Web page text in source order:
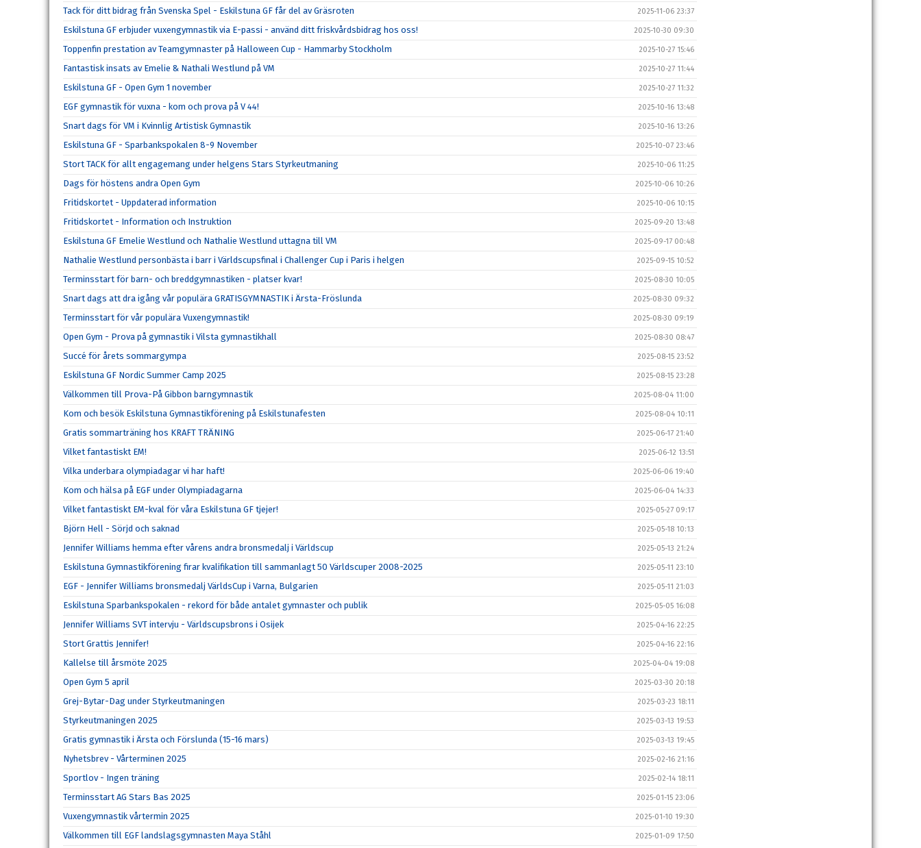
Tack för ditt bidrag från Svenska Spel - Eskilstuna GF får del av Gräsroten 2025-11-06 23:37
Eskilstuna GF erbjuder vuxengymnastik via E-passi - använd ditt friskvårdsbidrag hos oss! 2025-10-30 09:30
Toppenfin prestation av Teamgymnaster på Halloween Cup - Hammarby Stockholm 2025-10-27 15:46
Fantastisk insats av Emelie & Nathali Westlund på VM 2025-10-27 11:44
Eskilstuna GF - Open Gym 1 november 2025-10-27 11:32
EGF gymnastik för vuxna - kom och prova på V 44! 2025-10-16 13:48
Snart dags för VM i Kvinnlig Artistisk Gymnastik 2025-10-16 13:26
Eskilstuna GF - Sparbankspokalen 8-9 November 2025-10-07 23:46
Stort TACK för allt engagemang under helgens Stars Styrkeutmaning 2025-10-06 11:25
Dags för höstens andra Open Gym 2025-10-06 10:26
Fritidskortet - Uppdaterad information 2025-10-06 10:15
Fritidskortet - Information och Instruktion 2025-09-20 13:48
Eskilstuna GF Emelie Westlund och Nathalie Westlund uttagna till VM 2025-09-17 00:48
Nathalie Westlund personbästa i barr i Världscupsfinal i Challenger Cup i Paris i helgen 2025-09-15 10:52
Terminsstart för barn- och breddgymnastiken - platser kvar! 2025-08-30 10:05
Snart dags att dra igång vår populära GRATISGYMNASTIK i Ärsta-Fröslunda 2025-08-30 09:32
Terminsstart för vår populära Vuxengymnastik! 2025-08-30 09:19
Open Gym - Prova på gymnastik i Vilsta gymnastikhall 2025-08-30 08:47
Succé för årets sommargympa 2025-08-15 23:52
Eskilstuna GF Nordic Summer Camp 2025 2025-08-15 23:28
Välkommen till Prova-På Gibbon barngymnastik 2025-08-04 11:00
Kom och besök Eskilstuna Gymnastikförening på Eskilstunafesten 2025-08-04 10:11
Gratis sommarträning hos KRAFT TRÄNING 2025-06-17 21:40
Vilket fantastiskt EM! 2025-06-12 13:51
Vilka underbara olympiadagar vi har haft! 2025-06-06 19:40
Kom och hälsa på EGF under Olympiadagarna 2025-06-04 14:33
Vilket fantastiskt EM-kval för våra Eskilstuna GF tjejer! 2025-05-27 09:17
Björn Hell - Sörjd och saknad 2025-05-18 10:13
Jennifer Williams hemma efter vårens andra bronsmedalj i Världscup 2025-05-13 21:24
Eskilstuna Gymnastikförening firar kvalifikation till sammanlagt 50 Världscuper 2008-2025 2025-05-11 23:10
EGF - Jennifer Williams bronsmedalj VärldsCup i Varna, Bulgarien 2025-05-11 21:03
Eskilstuna Sparbankspokalen - rekord för både antalet gymnaster och publik 2025-05-05 16:08
Jennifer Williams SVT intervju - Världscupsbrons i Osijek 2025-04-16 22:25
Stort Grattis Jennifer! 2025-04-16 22:16
Kallelse till årsmöte 2025 2025-04-04 19:08
Open Gym 5 april 2025-03-30 20:18
Grej-Bytar-Dag under Styrkeutmaningen 2025-03-23 18:11
Styrkeutmaningen 2025 2025-03-13 19:53
Gratis gymnastik i Ärsta och Förslunda (15-16 mars) 2025-03-13 19:45
Nyhetsbrev - Vårterminen 2025 2025-02-16 21:16
Sportlov - Ingen träning 2025-02-14 18:11
Terminsstart AG Stars Bas 2025 2025-01-15 23:06
Vuxengymnastik vårtermin 2025 2025-01-10 19:30
Välkommen till EGF landslagsgymnasten Maya Ståhl 2025-01-09 17:50